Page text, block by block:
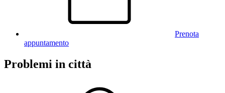
Prenota
appuntamento
Problemi in città